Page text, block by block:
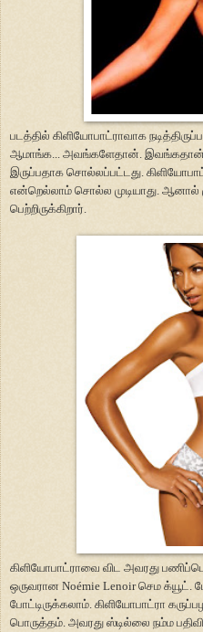
படத்தில் கிளியோபாட்ராவாக
ஆமாங்க... அவங்களேதான். இவங்கதான்
இருப்பதாக சொல்லப்பட்டது.
என்றெல்லாம் சொல்ல முடியாது. ஆனால்
பெற்றிருக்கிறார்.
கிளியோபாட்ராவை விட அவரது
ஒருவரான Noémie Lenoirசெம க்யூட்.
போட்டிருக்கலாம். கிளியோபாட்ரா
பொருத்தம். அவரது ஸ்டில்லை நம்ம